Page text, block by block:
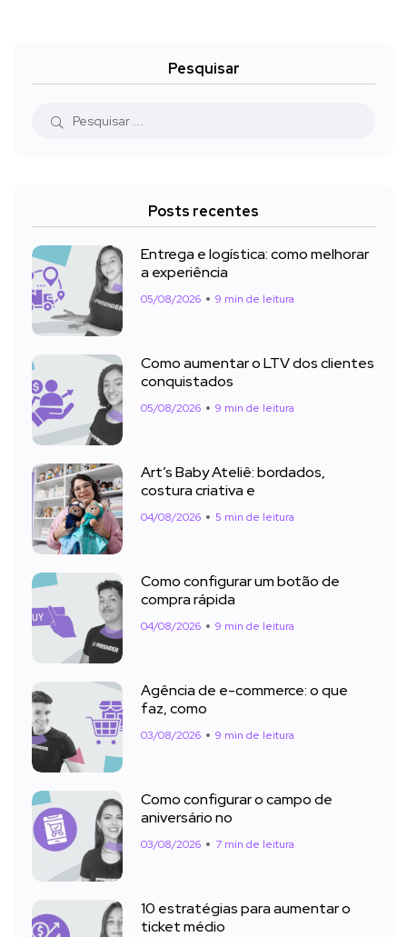
Pesquisar
Posts recentes
Entrega e logística: como melhorar
a experiência
05/08/2026 9 min de leitura
Como aumentar o LTV dos clientes
conquistados
05/08/2026 9 min de leitura
Art’s Baby Ateliê: bordados,
costura criativa e
04/08/2026 5 min de leitura
Como configurar um botão de
compra rápida
04/08/2026 9 min de leitura
Agência de e-commerce: o que
faz, como
03/08/2026 9 min de leitura
Como configurar o campo de
aniversário no
03/08/2026 7 min de leitura
10 estratégias para aumentar o
ticket médio